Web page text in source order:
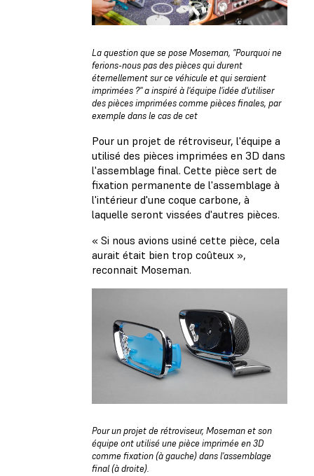
La question que se pose Moseman, "Pourquoi ne
ferions-nous pas des pièces qui durent
éternellement sur ce véhicule et qui seraient
imprimées ?" a inspiré à l'équipe l'idée d'utiliser
des pièces imprimées comme pièces finales, par
exemple dans le cas de cet
Pour un projet de rétroviseur, l'équipe a
utilisé des pièces imprimées en 3D dans
l'assemblage final. Cette pièce sert de
fixation permanente de l'assemblage à
l'intérieur d'une coque carbone, à
laquelle seront vissées d'autres pièces.
« Si nous avions usiné cette pièce, cela
aurait était bien trop coûteux »,
reconnait Moseman.
Pour un projet de rétroviseur, Moseman et son
équipe ont utilisé une pièce imprimée en 3D
comme fixation (à gauche) dans l'assemblage
final (à droite).